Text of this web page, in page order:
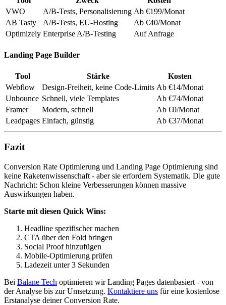
VWO
A/B-Tests, Personalisierung Ab €199/Monat
AB Tasty
A/B-Tests, EU-Hosting
Ab €40/Monat
Optimizely Enterprise A/B-Testing Auf Anfrage
Landing Page Builder
Tool Stärke
Kosten
Webflow
Design-Freiheit, keine Code-Limits Ab €14/Monat
Unbounce Schnell, viele Templates
Ab €74/Monat
Framer
Modern, schnell
Ab €0/Monat
Leadpages Einfach, günstig Ab €37/Monat
Fazit
Conversion Rate Optimierung und Landing Page Optimierung sind
keine Raketenwissenschaft - aber sie erfordern Systematik. Die gute
Nachricht: Schon kleine Verbesserungen können massive
Auswirkungen haben.
Starte mit diesen Quick Wins:
Headline spezifischer machen
CTA über den Fold bringen
Social Proof hinzufügen
Mobile-Optimierung prüfen
Ladezeit unter 3 Sekunden
Bei Balane Tech optimieren wir Landing Pages datenbasiert - von
der Analyse bis zur Umsetzung. Kontaktiere uns für eine kostenlose
Erstanalyse deiner Conversion Rate.